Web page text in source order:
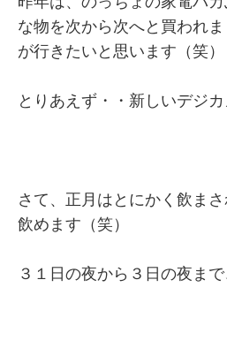
な物を次から次へと買われ
が行きたいと思います（笑）
とりあえず・・新しいデジ
さて、正月はとにかく飲まさ
飲めます（笑）
３１日の夜から３日の夜ま